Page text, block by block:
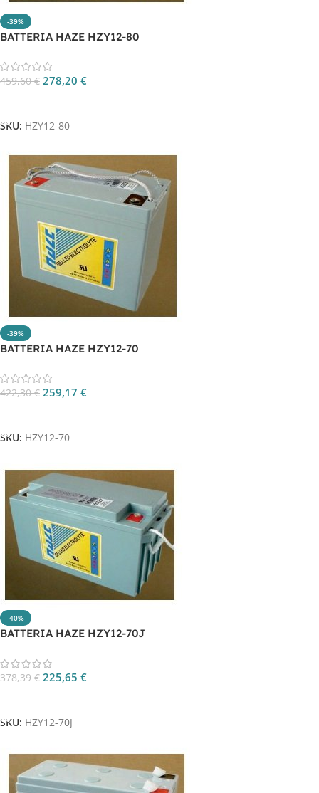
-39%
BATTERIA HAZE HZY12-80
459,60€ 278,20 €
SKU: HZY12-80
-39%
BATTERIA HAZE HZY12-70
422,30€ 259,17 €
SKU: HZY12-70
-40%
BATTERIA HAZE HZY12-70J
378,39€ 225,65 €
SKU: HZY12-70J